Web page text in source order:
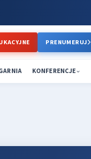
PRENUMERUJ
KONFERENCJE